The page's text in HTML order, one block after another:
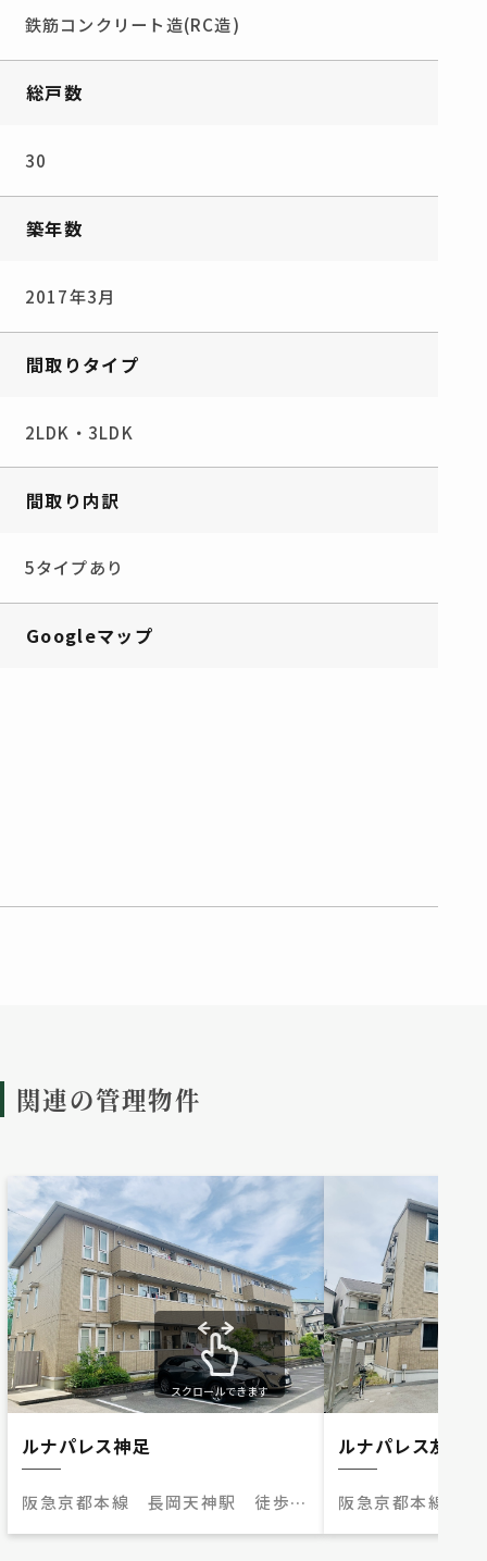
鉄筋コンクリート造(RC造)
総戸数
30
築年数
2017年3月
間取りタイプ
2LDK・3LDK
間取り内訳
5タイプあり
Googleマップ
関連の管理物件
ルナパレス神足
阪急京都本線 長岡天神駅 徒歩
ルナパレス友岡
阪急京都本線
スクロールできます